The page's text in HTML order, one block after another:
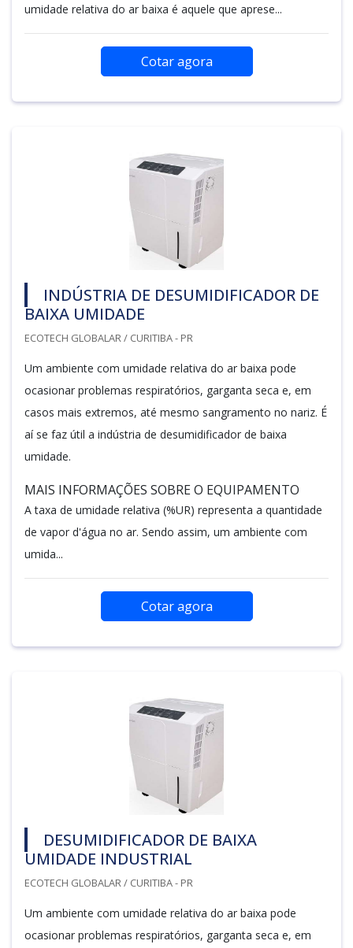
umidade relativa do ar baixa é aquele que aprese...
Cotar agora
INDÚSTRIA DE DESUMIDIFICADOR DE
BAIXA UMIDADE
ECOTECH GLOBALAR / CURITIBA - PR
Um ambiente com umidade relativa do ar baixa pode
ocasionar problemas respiratórios, garganta seca e, em
casos mais extremos, até mesmo sangramento no nariz. É
aí se faz útil a indústria de desumidificador de baixa
umidade.
MAIS INFORMAÇÕES SOBRE O EQUIPAMENTO
A taxa de umidade relativa (%UR) representa a quantidade
de vapor d'água no ar. Sendo assim, um ambiente com
umida...
Cotar agora
DESUMIDIFICADOR DE BAIXA
UMIDADE INDUSTRIAL
ECOTECH GLOBALAR / CURITIBA - PR
Um ambiente com umidade relativa do ar baixa pode
ocasionar problemas respiratórios, garganta seca e, em